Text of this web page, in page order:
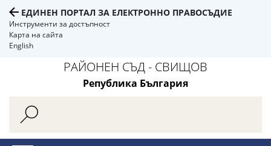
ЕДИНЕН ПОРТАЛ ЗА ЕЛЕКТРОННО ПРАВОСЪДИЕ
Инструменти за достъпност
Карта на сайта
English
РАЙОНЕН СЪД - СВИЩОВ
Република България